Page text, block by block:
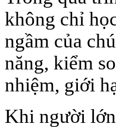
không chỉ
ngầm của
năng, kiểm
nhiệm, giới
Khi người